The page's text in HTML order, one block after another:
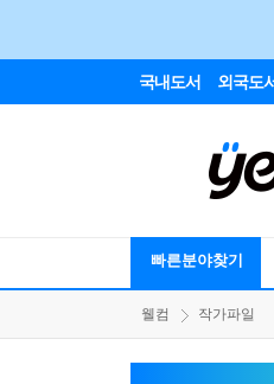
국내도서 외국도
빠른분야찾기
웰컴 작가파일